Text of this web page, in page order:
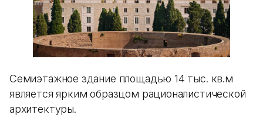
Семиэтажное здание площадью 14 тыс. кв.м
является ярким образцом рационалистической
архитектуры.